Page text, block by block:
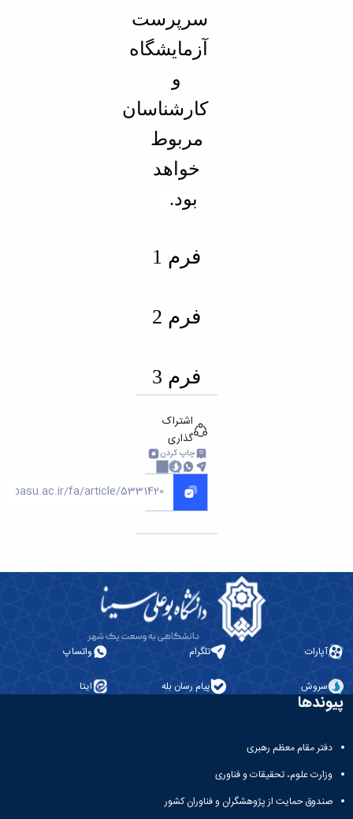
سرپرست
آزمایشگاه
و
کارشناسان
مربوط
خواهد
بود.
فرم 1
فرم 2
فرم 3
اشتراک
گذاری
چاپ کردن
آپارات تلگرام واتساپ
سروش پیام رسان بله ایتا
پیوندها
دفتر مقام معظم رهبری
وزارت علوم، تحقیقات و فناوری
صندوق حمایت از پژوهشگران و فناوران کشور